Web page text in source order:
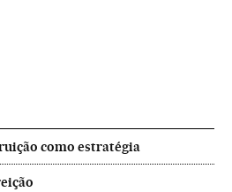
como estratégia